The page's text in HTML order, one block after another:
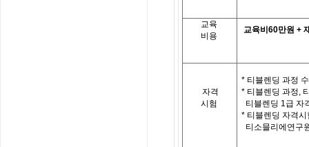
교육
비용
교육비60만원 +
자격
시험
* 티블렌딩 과정
* 티블렌딩 과정,
티블렌딩 1급 자
* 티블렌딩 자격
티소믈리에연구